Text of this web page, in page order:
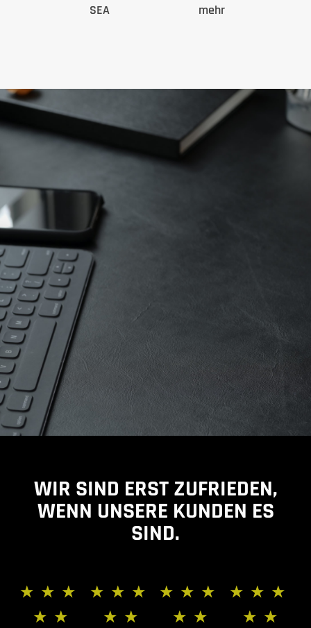
SEA
mehr
WIR SIND ERST ZUFRIEDEN,
WENN UNSERE KUNDEN ES
SIND.
★ ★ ★
★ ★
★ ★ ★
★ ★
★ ★ ★
★ ★
★ ★ ★
★ ★